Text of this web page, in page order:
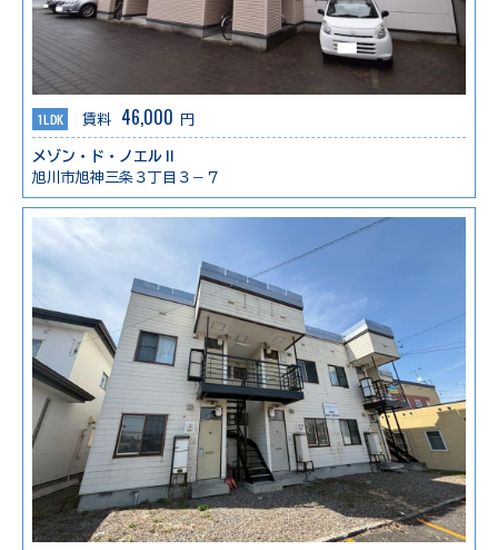
1LDK 賃料 46,000 円
メゾン・ド・ノエルⅡ
旭川市旭神三条３丁目３－７